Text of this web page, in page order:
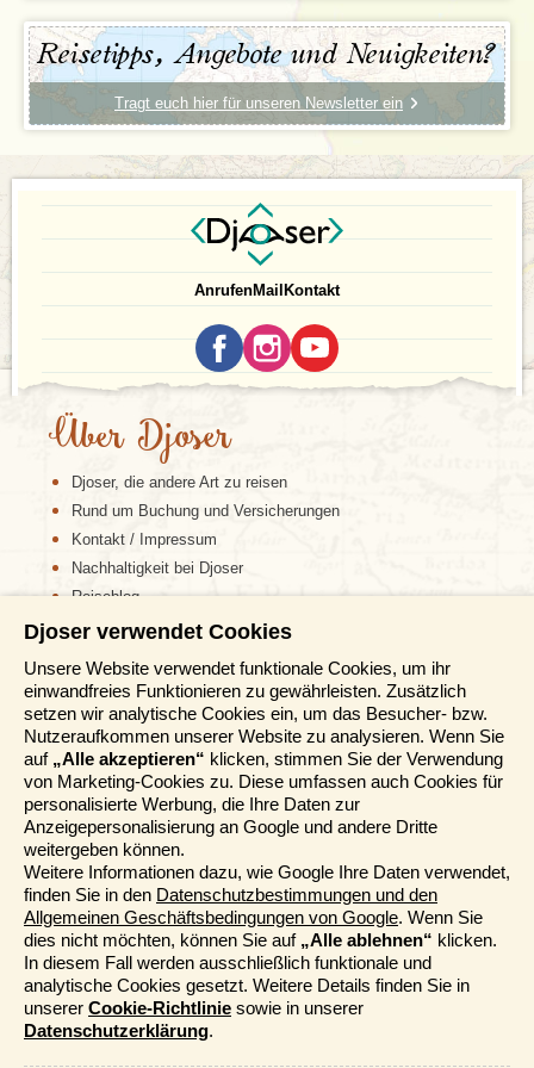
Bitte lesen Sie sich auch unsere generellen Hinweise
Reisetipps, Angebote und Neuigkeiten?
Tragt euch hier für unseren Newsletter ein
AnrufenMail Kontakt
Über Djoser
Djoser, die andere Art zu reisen
Rund um Buchung und Versicherungen
Kontakt / Impressum
Nachhaltigkeit bei Djoser
Reiseblog
Informationen
Reisemessen
Häufig gestellte Fragen
AGB
Formblatt
Datenschutz
Informationstage
Unser Belgischer Partner
Unser Niederländischer Partner
Sitemap
Cookie-Richtlinie
Mehr entdecken
Djoser verwendet Cookies
Unsere Website verwendet funktionale Cookies, um ihr
einwandfreies Funktionieren zu gewährleisten. Zusätzlich
setzen wir analytische Cookies ein, um das Besucher- bzw.
Nutzeraufkommen unserer Website zu analysieren. Wenn Sie
auf „Alle akzeptieren“ klicken, stimmen Sie der Verwendung
von Marketing-Cookies zu. Diese umfassen auch Cookies für
personalisierte Werbung, die Ihre Daten zur
Anzeigepersonalisierung an Google und andere Dritte
weitergeben können.
Weitere Informationen dazu, wie Google Ihre Daten verwendet,
finden Sie in den Datenschutzbestimmungen und den
Allgemeinen Geschäftsbedingungen von Google. Wenn Sie
dies nicht möchten, können Sie auf „Alle ablehnen“ klicken.
In diesem Fall werden ausschließlich funktionale und
analytische Cookies gesetzt. Weitere Details finden Sie in
unserer Cookie-Richtlinie sowie in unserer
Datenschutzerklärung.